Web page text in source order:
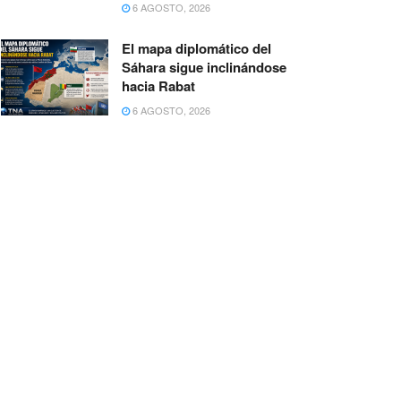
6 AGOSTO, 2026
El mapa diplomático del
Sáhara sigue inclinándose
hacia Rabat
6 AGOSTO, 2026